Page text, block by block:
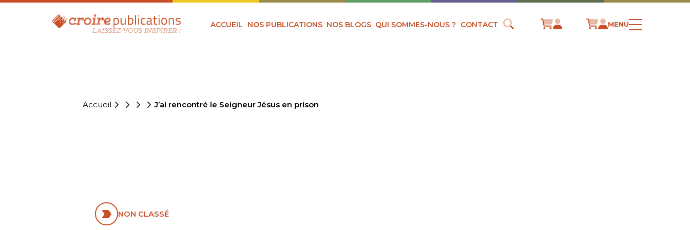
ACCUEIL NOS PUBLICATIONS NOS BLOGS QUI SOMMES-NOUS ? CONTACT MENU
Accueil J’ai rencontré le Seigneur Jésus en prison
NON CLASSÉ